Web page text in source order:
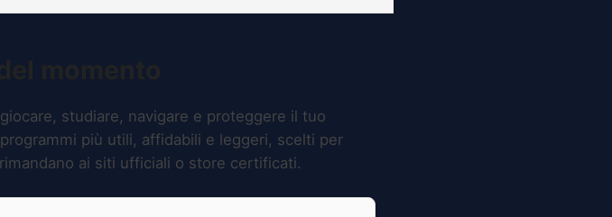
studiare, navigare e proteggere il tuo
più utili, affidabili e leggeri, scelti per
ai siti ufficiali o store certificati.